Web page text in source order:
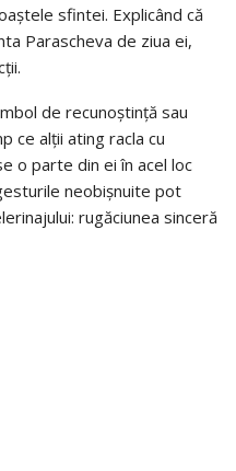
sfintei. Explicând că
Parascheva de ziua ei,
de recunoștință sau
ce alții ating racla cu
o parte din ei în acel loc
neobișnuite pot
rugăciunea sinceră